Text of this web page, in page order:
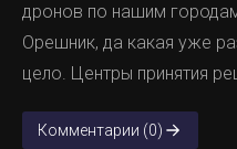
дронов по нашим
Орешник, да какая уже
цело. Центры принятия
Комментарии (0)